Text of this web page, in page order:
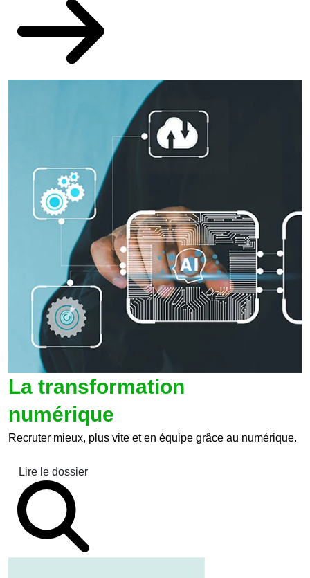
La transformation
numérique
Recruter mieux, plus vite et en équipe grâce au numérique.
Lire le dossier